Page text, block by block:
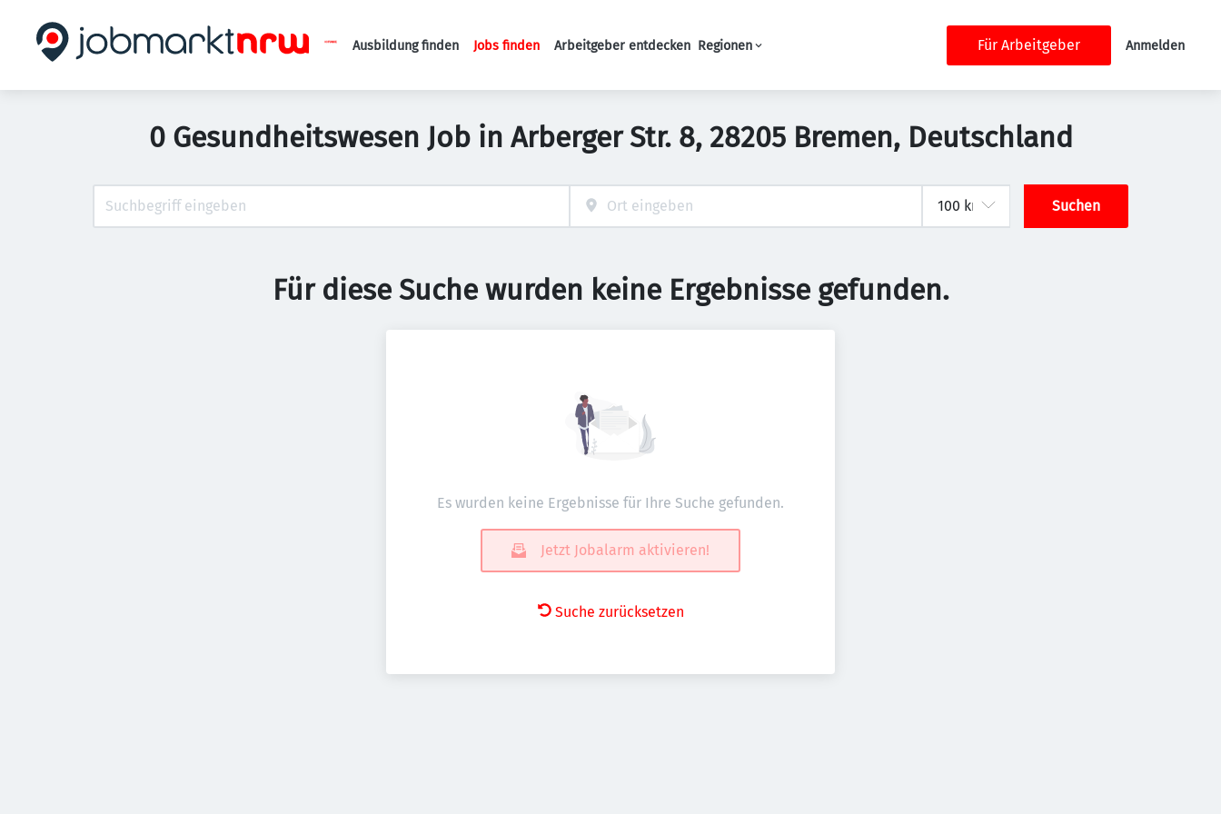
Haupt-Navigation
Ausbildung finden Jobs finden Arbeitgeber entdecken Regionen Für Arbeitgeber Anmelden
0 Gesundheitswesen Job in Arberger Str. 8, 28205 Bremen, Deutschland
Suchen
Für diese Suche wurden keine Ergebnisse gefunden.
Es wurden keine Ergebnisse für Ihre Suche gefunden.
Jetzt Jobalarm aktivieren!
Suche zurücksetzen